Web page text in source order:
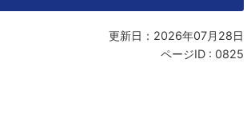
更新日：2026年07月28日
ページID : 0825